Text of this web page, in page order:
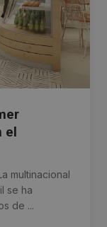
el
multinacional
se ha
de ...